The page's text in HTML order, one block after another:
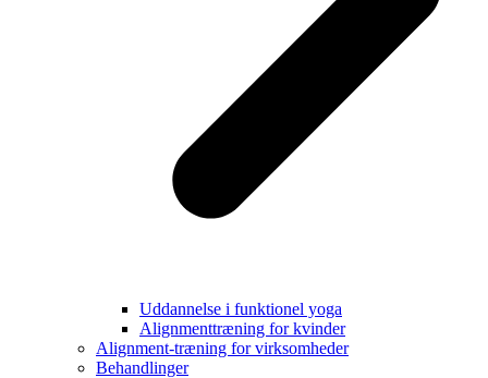
Uddannelse i funktionel yoga
Alignmenttræning for kvinder
Alignment-træning for virksomheder
Behandlinger